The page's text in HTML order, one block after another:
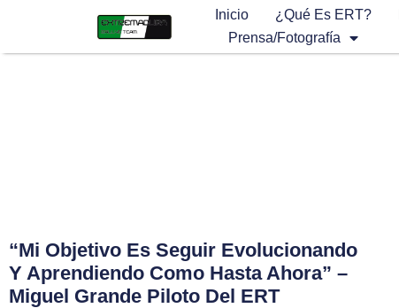
Inicio ¿Qué Es ERT?
Prensa/Fotografía
“Mi Objetivo Es Seguir Evolucionando
Y Aprendiendo Como Hasta Ahora” –
Miguel Grande Piloto Del ERT